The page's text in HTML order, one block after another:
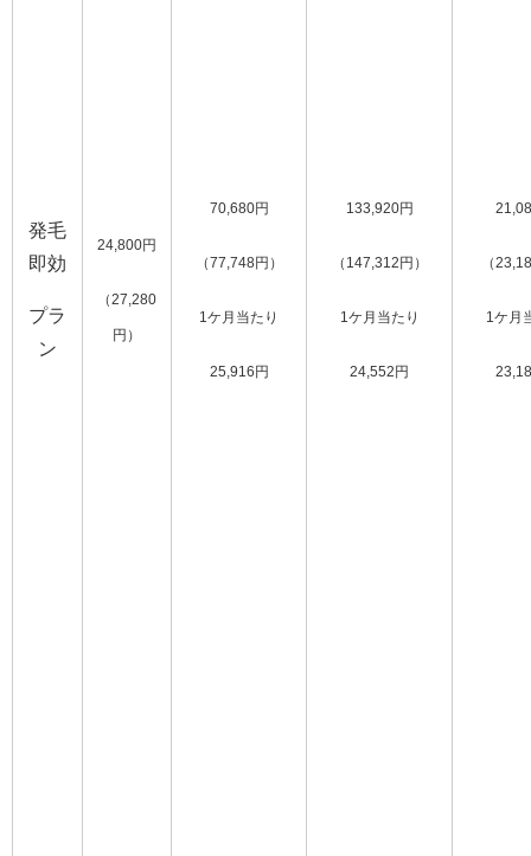
発毛
即効
プラ
ン
24,800円
（27,280
円）
70,680円
（77,748円）
1ケ月当たり
25,916円
133,920円
（147,312円）
1ケ月当たり
24,552円
（
1ケ月